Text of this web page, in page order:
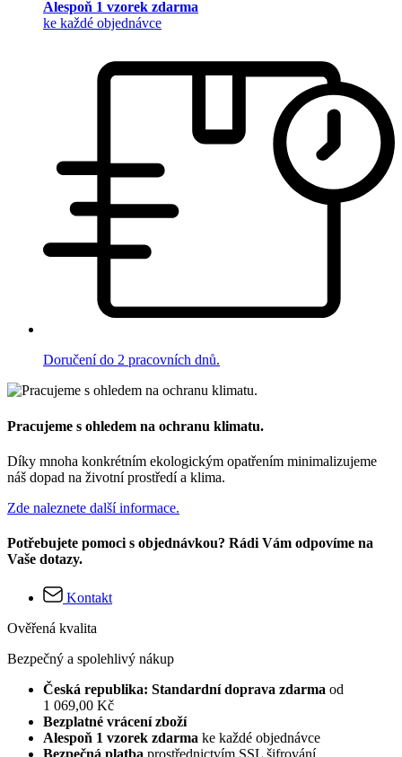
Alespoň 1 vzorek zdarma
ke každé objednávce
Doručení do 2 pracovních dnů.
Pracujeme s ohledem na ochranu klimatu.
Díky mnoha konkrétním ekologickým opatřením minimalizujeme
náš dopad na životní prostředí a klima.
Zde naleznete další informace.
Potřebujete pomoci s objednávkou? Rádi Vám odpovíme na
Vaše dotazy.
Kontakt
Ověřená kvalita
Bezpečný a spolehlivý nákup
Česká republika: Standardní doprava zdarma od
1 069,00 Kč
Bezplatné vrácení zboží
Alespoň 1 vzorek zdarma ke každé objednávce